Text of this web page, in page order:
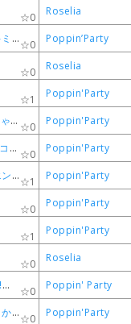
0 Roselia
走り始めたばかりのキミに
0 Poppin’Party
0 Roselia
1 Poppin'Party
【2周目】ぽっぴん'しゃっふる
0 Poppin'Party
STAR BEAT! 〜ホシノコドウ〜
0 Poppin'Party
ときめきエクスペリエンス！
1 Poppin'Party
0 Poppin'Party
1 Poppin'Party
0 Roselia
【2周目】STAR BEAT!〜ホシノコドウ〜
0 Poppin' Party
キラキラだとか夢だとか〜Sing Girls〜
0 Poppin'Party
0 Roselia
走り始めたばかりのキミに
0 Poppin’Party
0 Roselia
1 Poppin'Party
【2周目】ぽっぴん'しゃっふる
0 Poppin'Party
STAR BEAT! 〜ホシノコドウ〜
0 Poppin'Party
ときめきエクスペリエンス！
1 Poppin'Party
0 Poppin'Party
1 Poppin'Party
0 Roselia
【2周目】STAR BEAT!〜ホシノコドウ〜
0 Poppin' Party
キラキラだとか夢だとか〜Sing Girls〜
0 Poppin'Party
0 Roselia
走り始めたばかりのキミに
0 Poppin’Party
0 Roselia
1 Poppin'Party
【2周目】ぽっぴん'しゃっふる
0 Poppin'Party
STAR BEAT! 〜ホシノコドウ〜
0 Poppin'Party
ときめきエクスペリエンス！
1 Poppin'Party
0 Poppin'Party
1 Poppin'Party
0 Roselia
【2周目】STAR BEAT!〜ホシノコドウ〜
0 Poppin' Party
キラキラだとか夢だとか〜Sing Girls〜
0 Poppin'Party
0 Roselia
走り始めたばかりのキミに
0 Poppin’Party
0 Roselia
1 Poppin'Party
【2周目】ぽっぴん'しゃっふる
0 Poppin'Party
STAR BEAT! 〜ホシノコドウ〜
0 Poppin'Party
ときめきエクスペリエンス！
1 Poppin'Party
0 Poppin'Party
1 Poppin'Party
0 Roselia
【2周目】STAR BEAT!〜ホシノコドウ〜
0 Poppin' Party
キラキラだとか夢だとか〜Sing Girls〜
0 Poppin'Party